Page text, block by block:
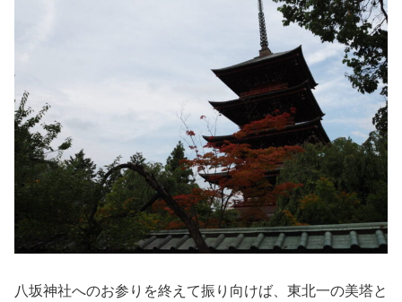
八坂神社へのお参りを終えて振り向けば、東北一の美塔と